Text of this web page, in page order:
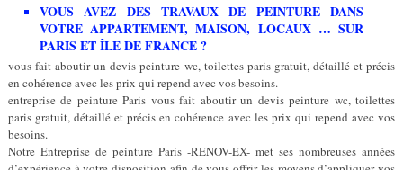
VOUS AVEZ DES TRAVAUX DE PEINTURE DANS
VOTRE APPARTEMENT, MAISON, LOCAUX … SUR
PARIS ET ÎLE DE FRANCE ?
vous fait aboutir un devis peinture wc, toilettes paris gratuit, détaillé et précis
en cohérence avec les prix qui repend avec vos besoins.
entreprise de peinture Paris vous fait aboutir un devis peinture wc, toilettes
paris gratuit, détaillé et précis en cohérence avec les prix qui repend avec vos
besoins.
Notre Entreprise de peinture Paris -RENOV-EX- met ses nombreuses années